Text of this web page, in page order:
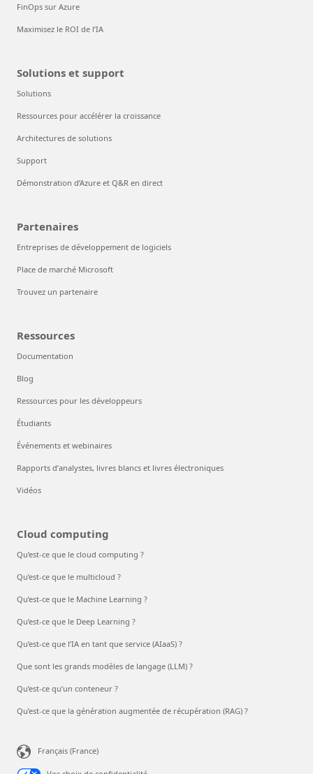
FinOps sur Azure
Maximisez le ROI de l’IA
Solutions et support
Solutions
Ressources pour accélérer la croissance
Architectures de solutions
Support
Démonstration d’Azure et Q&R en direct
Partenaires
Entreprises de développement de logiciels
Place de marché Microsoft
Trouvez un partenaire
Ressources
Documentation
Blog
Ressources pour les développeurs
Étudiants
Événements et webinaires
Rapports d’analystes, livres blancs et livres électroniques
Vidéos
Cloud computing
Qu’est-ce que le cloud computing ?
Qu’est-ce que le multicloud ?
Qu’est-ce que le Machine Learning ?
Qu’est-ce que le Deep Learning ?
Qu’est-ce que l’IA en tant que service (AIaaS) ?
Que sont les grands modèles de langage (LLM) ?
Qu’est-ce qu’un conteneur ?
Qu’est-ce que la génération augmentée de récupération (RAG) ?
Français (France)